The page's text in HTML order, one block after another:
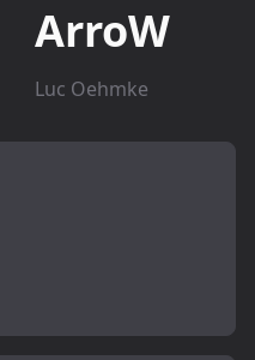
ArroW
Luc Oehmke